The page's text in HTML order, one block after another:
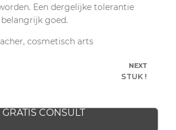
Een dergelijke tolerantie
goed.
cosmetisch arts
NEXT
STUK !
GRATIS CONSULT